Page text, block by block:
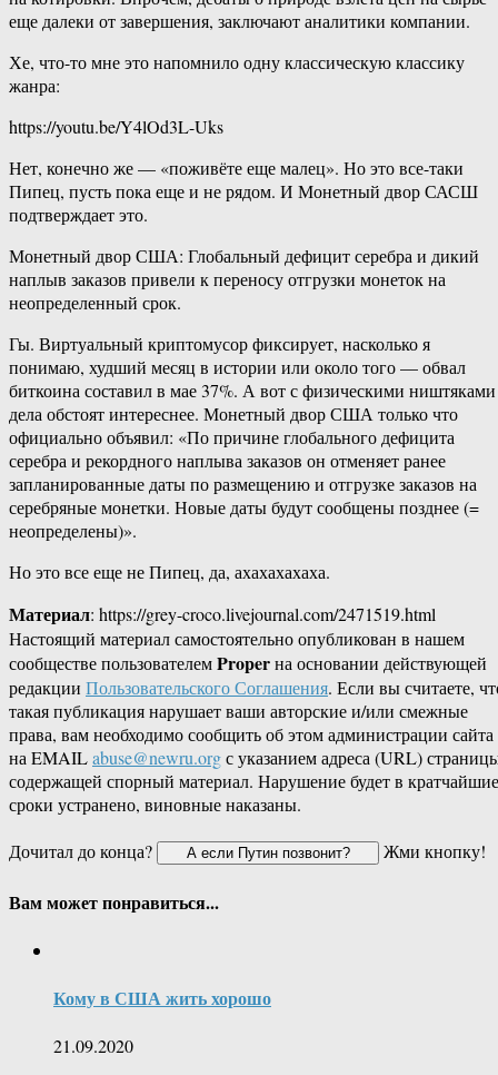
еще далеки от завершения, заключают аналитики компании.
Хе, что-то мне это напомнило одну классическую классику
жанра:
https://youtu.be/Y4lOd3L-Uks
Нет, конечно же — «поживёте еще малец». Но это все-таки
Пипец, пусть пока еще и не рядом. И Монетный двор САСШ
подтверждает это.
Монетный двор США: Глобальный дефицит серебра и дикий
наплыв заказов привели к переносу отгрузки монеток на
неопределенный срок.
Гы. Виртуальный криптомусор фиксирует, насколько я
понимаю, худший месяц в истории или около того — обвал
биткоина составил в мае 37%. А вот с физическими ништяками
дела обстоят интереснее. Монетный двор США только что
официально объявил: «По причине глобального дефицита
серебра и рекордного наплыва заказов он отменяет ранее
запланированные даты по размещению и отгрузке заказов на
серебряные монетки. Новые даты будут сообщены позднее (=
неопределены)».
Но это все еще не Пипец, да, ахахахахаха.
Материал: https://grey-croco.livejournal.com/2471519.html
Настоящий материал самостоятельно опубликован в нашем
сообществе пользователемProperна основании действующей
редакции Пользовательского Соглашения. Если вы считаете,
такая публикация нарушает ваши авторские и/или смежные
права, вам необходимо сообщить об этом администрации сайта
на EMAILabuse@newru.orgс указанием адреса (URL)
содержащей спорный материал. Нарушение будет в кратчайшие
сроки устранено, виновные наказаны.
Дочитал до конца?
Жми кнопку!
Вам может понравиться...
Кому в США жить хорошо
21.09.2020